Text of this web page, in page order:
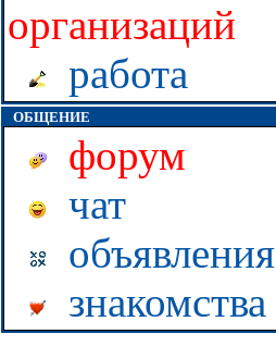
организаций
работа
ОБЩЕНИЕ
форум
чат
объявления
знакомства